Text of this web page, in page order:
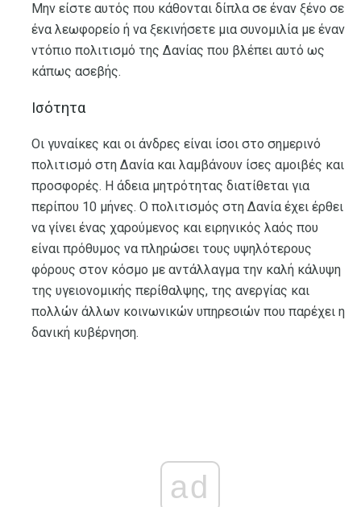
Μην είστε αυτός που κάθονται δίπλα σε έναν ξένο σε
ένα λεωφορείο ή να ξεκινήσετε μια συνομιλία με έναν
ντόπιο πολιτισμό της Δανίας που βλέπει αυτό ως
κάπως ασεβής.
Ισότητα
Οι γυναίκες και οι άνδρες είναι ίσοι στο σημερινό
πολιτισμό στη Δανία και λαμβάνουν ίσες αμοιβές και
προσφορές. Η άδεια μητρότητας διατίθεται για
περίπου 10 μήνες. Ο πολιτισμός στη Δανία έχει έρθει
να γίνει ένας χαρούμενος και ειρηνικός λαός που
είναι πρόθυμος να πληρώσει τους υψηλότερους
φόρους στον κόσμο με αντάλλαγμα την καλή κάλυψη
της υγειονομικής περίθαλψης, της ανεργίας και
πολλών άλλων κοινωνικών υπηρεσιών που παρέχει η
δανική κυβέρνηση.
ad